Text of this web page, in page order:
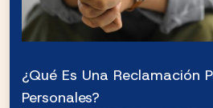
¿Qué Es Una Reclamación
Personales?